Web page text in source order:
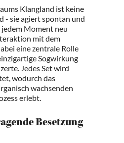
Klangland ist keine
- sie agiert spontan und
Moment neu
mit dem
eine zentrale Rolle
Sogwirkung
Jedes Set wird
wodurch das
wachsenden
erlebt.
Besetzung